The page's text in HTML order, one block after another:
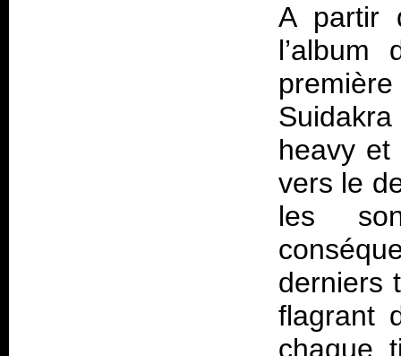
A partir
heavy et
vers le
les
derniers
flagrant
chaque